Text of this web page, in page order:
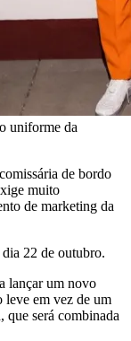
uniforme da
de bordo
muito
de marketing da
22 de outubro.
lançar um novo
leve em vez de um
que será combinada